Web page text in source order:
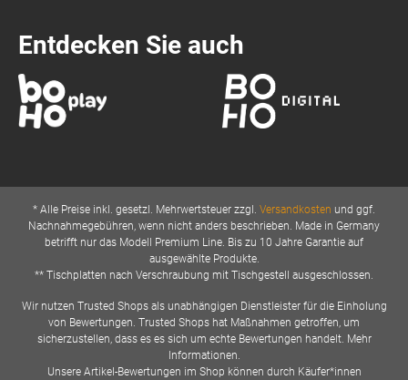
Entdecken Sie auch
* Alle Preise inkl. gesetzl. Mehrwertsteuer zzgl. Versandkosten und ggf.
Nachnahmegebühren, wenn nicht anders beschrieben. Made in Germany
betrifft nur das Modell Premium Line. Bis zu 10 Jahre Garantie auf
ausgewählte Produkte.
** Tischplatten nach Verschraubung mit Tischgestell ausgeschlossen.
Wir nutzen Trusted Shops als unabhängigen Dienstleister für die Einholung
von Bewertungen. Trusted Shops hat Maßnahmen getroffen, um
sicherzustellen, dass es es sich um echte Bewertungen handelt. Mehr
Informationen.
Unsere Artikel-Bewertungen im Shop können durch Käufer*innen